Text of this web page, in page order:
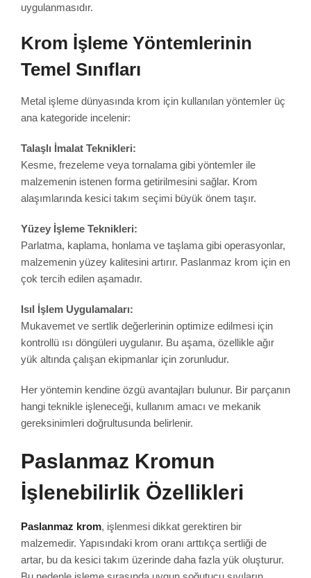
uygulanmasıdır.
Krom İşleme Yöntemlerinin
Temel Sınıfları
Metal işleme dünyasında krom için kullanılan yöntemler üç
ana kategoride incelenir:
Talaşlı İmalat Teknikleri:
Kesme, frezeleme veya tornalama gibi yöntemler ile
malzemenin istenen forma getirilmesini sağlar. Krom
alaşımlarında kesici takım seçimi büyük önem taşır.
Yüzey İşleme Teknikleri:
Parlatma, kaplama, honlama ve taşlama gibi operasyonlar,
malzemenin yüzey kalitesini artırır. Paslanmaz krom için en
çok tercih edilen aşamadır.
Isıl İşlem Uygulamaları:
Mukavemet ve sertlik değerlerinin optimize edilmesi için
kontrollü ısı döngüleri uygulanır. Bu aşama, özellikle ağır
yük altında çalışan ekipmanlar için zorunludur.
Her yöntemin kendine özgü avantajları bulunur. Bir parçanın
hangi teknikle işleneceği, kullanım amacı ve mekanik
gereksinimleri doğrultusunda belirlenir.
Paslanmaz Kromun
İşlenebilirlik Özellikleri
Paslanmaz krom, işlenmesi dikkat gerektiren bir
malzemedir. Yapısındaki krom oranı arttıkça sertliği de
artar, bu da kesici takım üzerinde daha fazla yük oluşturur.